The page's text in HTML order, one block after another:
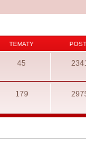
TEMATY
45 2341
179